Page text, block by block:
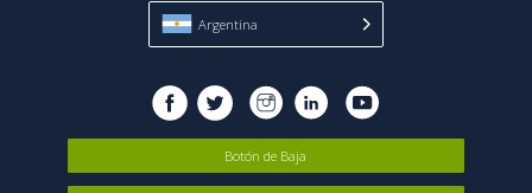
Argentina
Botón de Baja